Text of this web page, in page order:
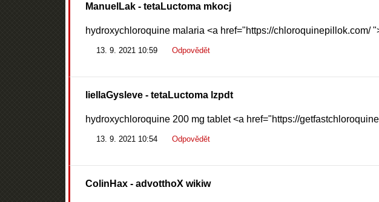
ManuelLak- tetaLuctoma mkocj
hydroxychloroquine malaria <a href="https://chloroquinepillok.com/
13. 9. 2021 10:59 Odpovědět
liellaGysleve- tetaLuctoma lzpdt
hydroxychloroquine 200 mg tablet <a href="https://
13. 9. 2021 10:54 Odpovědět
ColinHax- advotthoX wikiw